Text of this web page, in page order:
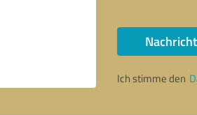
Ich stimme den